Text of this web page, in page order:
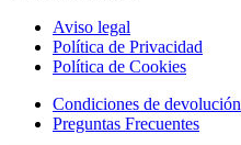
Aviso legal
Política de Privacidad
Política de Cookies
Condiciones de devolución
Preguntas Frecuentes